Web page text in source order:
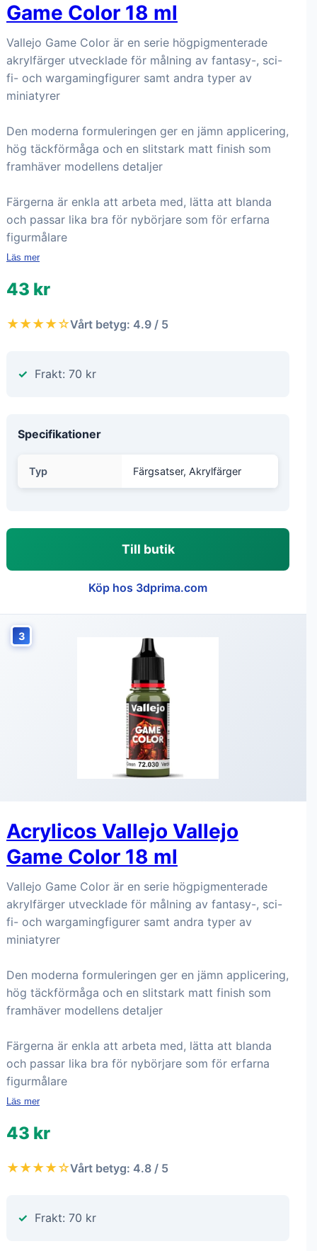
Game Color 18 ml
Vallejo Game Color är en serie högpigmenterade
akrylfärger utvecklade för målning av fantasy-, sci-
fi- och wargamingfigurer samt andra typer av
miniatyrer
Den moderna formuleringen ger en jämn applicering,
hög täckförmåga och en slitstark matt finish som
framhäver modellens detaljer
Färgerna är enkla att arbeta med, lätta att blanda
och passar lika bra för nybörjare som för erfarna
figurmålare
Läs mer
43 kr
★★★★☆Vårt betyg: 4.9 / 5
Frakt: 70 kr
Specifikationer
Typ Färgsatser, Akrylfärger
Till butik
Köp hos 3dprima.com
3
Acrylicos Vallejo Vallejo
Game Color 18 ml
Vallejo Game Color är en serie högpigmenterade
akrylfärger utvecklade för målning av fantasy-, sci-
fi- och wargamingfigurer samt andra typer av
miniatyrer
Den moderna formuleringen ger en jämn applicering,
hög täckförmåga och en slitstark matt finish som
framhäver modellens detaljer
Färgerna är enkla att arbeta med, lätta att blanda
och passar lika bra för nybörjare som för erfarna
figurmålare
Läs mer
43 kr
★★★★☆Vårt betyg: 4.8 / 5
Frakt: 70 kr